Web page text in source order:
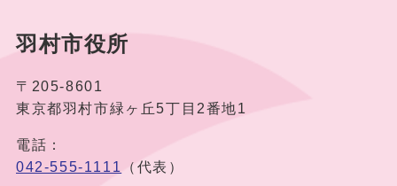
羽村市役所
〒205-8601
東京都羽村市緑ヶ丘5丁目2番地1
電話：
042-555-1111
（代表）